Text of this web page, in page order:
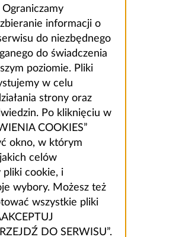
informacji o
do niezbędnego
do świadczenia
poziomie. Pliki
w celu
strony oraz
Po kliknięciu w
COOKIES”
okno, w którym
celów
pliki cookie, i
wybory. Możesz też
wszystkie pliki
DO SERWISU”.